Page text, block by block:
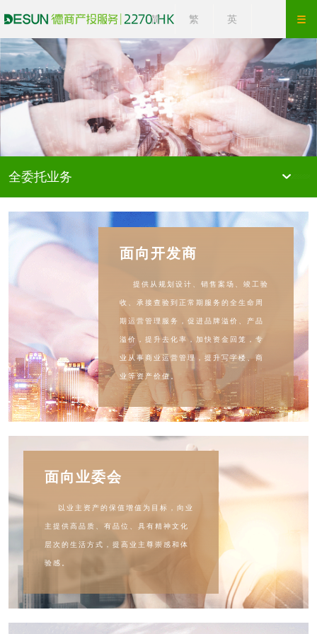
简 繁 英
全委托业务
面向开发商
提供从规划设计、销售案场、竣工验
收、承接查验到正常期服务的全生命周
期运营管理服务，促进品牌溢价、产品
溢价，提升去化率，加快资金回笼，专
业从事商业运营管理，提升写字楼、商
业等资产价值。
面向业委会
以业主资产的保值增值为目标，向业
主提供高品质、有品位、具有精神文化
层次的生活方式，提高业主尊崇感和体
验感。